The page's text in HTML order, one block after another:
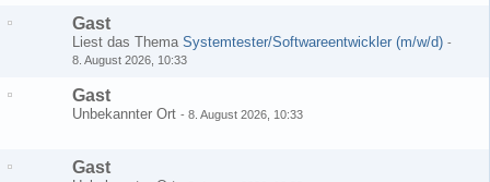
Gast
Liest das Thema Systemtester/Softwareentwickler (m/w/d) -
8. August 2026, 10:33
Gast
Unbekannter Ort - 8. August 2026, 10:33
Gast